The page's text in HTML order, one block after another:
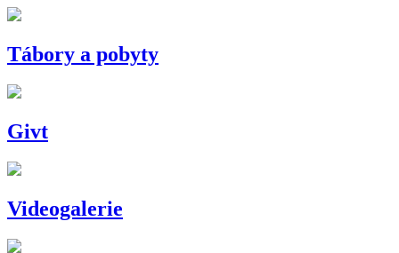
Tábory a pobyty
Givt
Videogalerie